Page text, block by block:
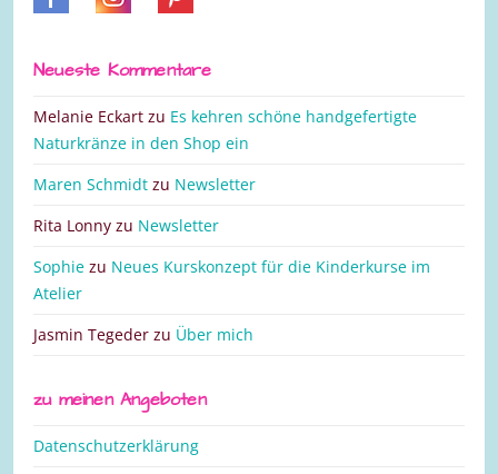
Neueste Kommentare
Melanie Eckart zu Es kehren schöne handgefertigte
Naturkränze in den Shop ein
Maren Schmidt zu Newsletter
Rita Lonny zu Newsletter
Sophie zu Neues Kurskonzept für die Kinderkurse im
Atelier
Jasmin Tegeder zu Über mich
zu meinen Angeboten
Datenschutzerklärung